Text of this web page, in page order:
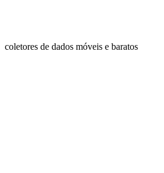
coletores de dados móveis e baratos